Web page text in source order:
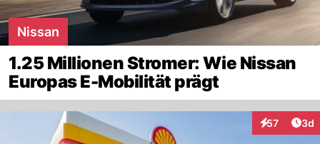
Nissan
1.25 Millionen Stromer: Wie Nissan
Europas E-Mobilität prägt
57
Interaktionen
3d